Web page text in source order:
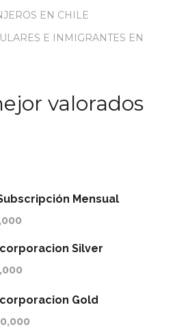
EN CHILE
E INMIGRANTES EN
valorados
Mensual
Silver
Gold